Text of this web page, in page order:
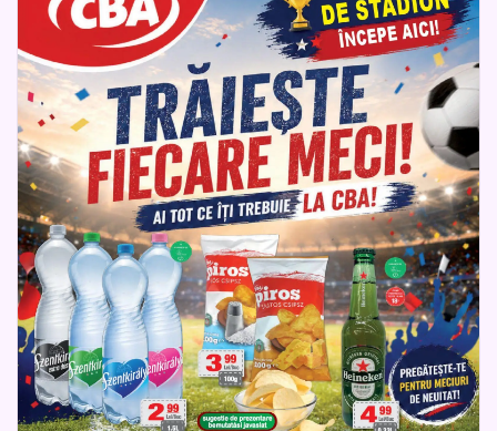
gustoase, gustări rapide și momente trăite cu poftă.